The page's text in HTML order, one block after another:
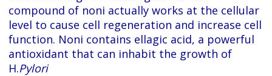
compound of noni actually works at the cellular
level to cause cell regeneration and increase cell
function. Noni contains ellagic acid, a powerful
antioxidant that can inhabit the growth of
H.Pylori